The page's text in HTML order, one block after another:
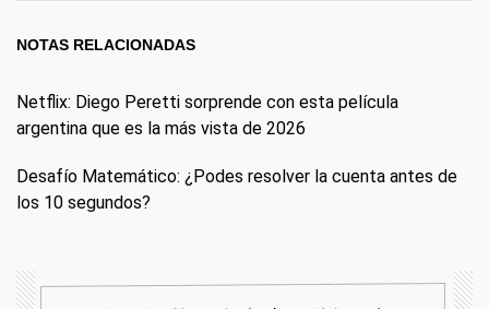
NOTAS RELACIONADAS
Netflix: Diego Peretti sorprende con esta película
argentina que es la más vista de 2026
Desafío Matemático: ¿Podes resolver la cuenta antes de
los 10 segundos?